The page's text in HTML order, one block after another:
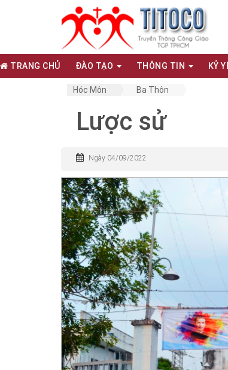
TRANG CHỦ ĐÀO TẠO THÔNG TIN KỶ
Hóc Môn Ba Thôn
Lược sử
Ngày 04/09/2022